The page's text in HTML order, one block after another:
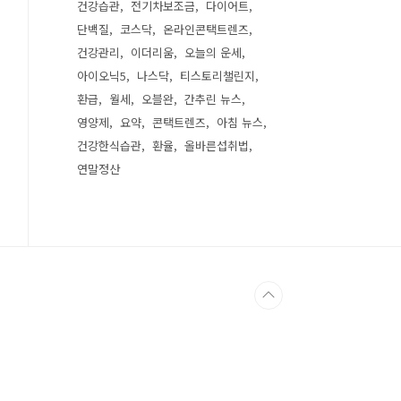
건강습관
전기차보조금
다이어트
단백질
코스닥
온라인콘택트렌즈
건강관리
이더리움
오늘의 운세
아이오닉5
나스닥
티스토리챌린지
환급
월세 오블완
간추린 뉴스
영양제
요약 콘택트렌즈
아침 뉴스
건강한식습관
환율
올바른섭취법
연말정산